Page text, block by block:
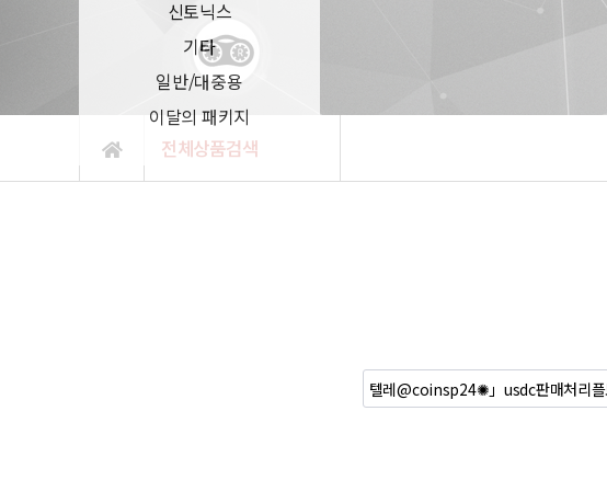
신토닉스
기타
일반/대중용
이달의 패키지
전체상품검색